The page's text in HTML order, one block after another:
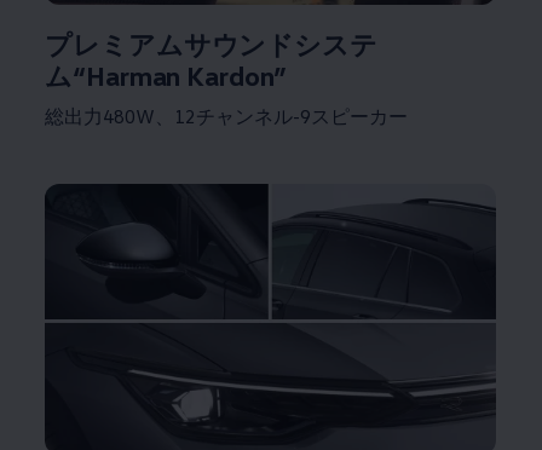
プレミアムサウンドシステ
ム“Harman Kardon”
総出力480W、12チャンネル-9スピーカー